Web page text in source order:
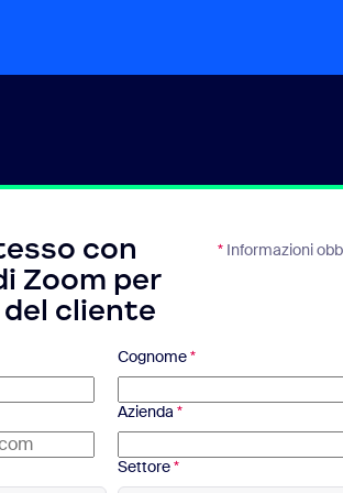
con
Zoom per
cliente
* Informazioni
Cognome*
Azienda *
Settore*